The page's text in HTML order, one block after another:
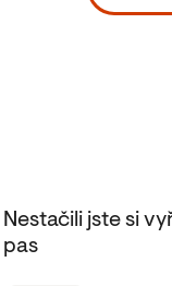
Nestačili jste si
pas